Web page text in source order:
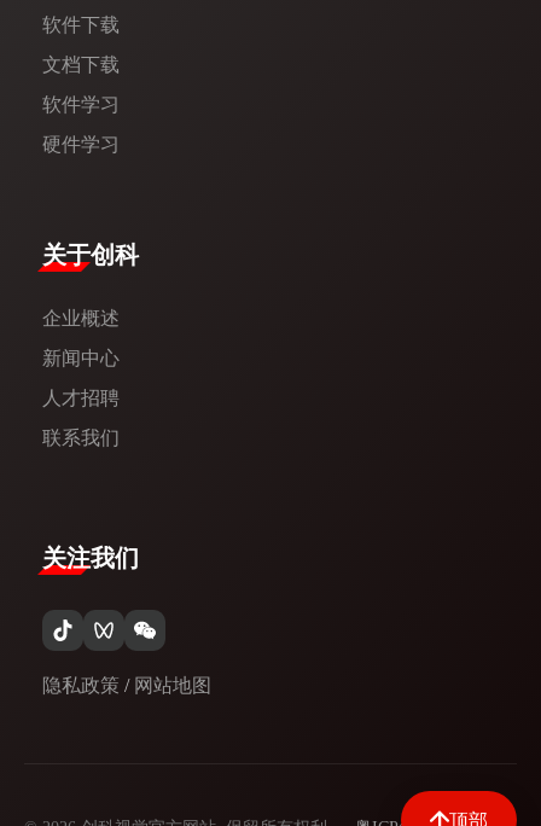
顶部
软件下载
文档下载
软件学习
硬件学习
​关于创科​
企业概述
新闻中心​
人才招聘
联系我们
关注我们
隐私政策 / 网站地图